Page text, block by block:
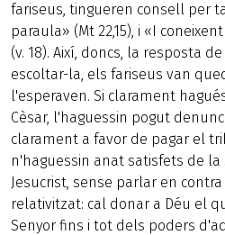
fariseus, tingueren consell per
paraula» (Mt 22,15), i «I
(v. 18). Així, doncs, la resposta
escoltar-la, els fariseus van
l'esperaven. Si clarament
Cèsar, l'haguessin pogut
clarament a favor de pagar el
n'haguessin anat satisfets de la
Jesucrist, sense parlar en
relativitzat: cal donar a Déu el
Senyor fins i tot dels poders